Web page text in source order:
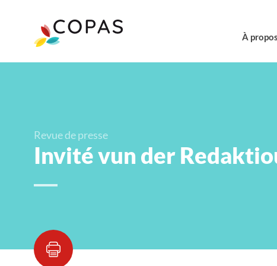
À propos
Revue de presse
Invité vun der